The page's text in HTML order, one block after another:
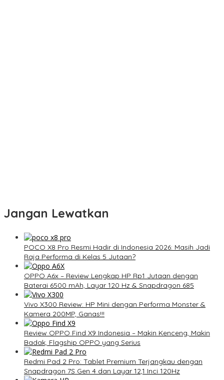
Jangan Lewatkan
POCO X8 Pro Resmi Hadir di Indonesia 2026: Masih Jadi
Raja Performa di Kelas 5 Jutaan?
OPPO A6x – Review Lengkap HP Rp1 Jutaan dengan
Baterai 6500 mAh, Layar 120 Hz & Snapdragon 685
Vivo X300 Review: HP Mini dengan Performa Monster &
Kamera 200MP, Ganas!!!
Review OPPO Find X9 Indonesia – Makin Kenceng, Makin
Badak, Flagship OPPO yang Serius
Redmi Pad 2 Pro: Tablet Premium Terjangkau dengan
Snapdragon 7S Gen 4 dan Layar 12,1 Inci 120Hz